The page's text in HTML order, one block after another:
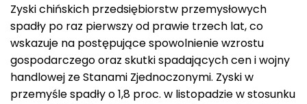
Zyski chińskich przedsiębiorstw przemysłowych
spadły po raz pierwszy od prawie trzech lat, co
wskazuje na postępujące spowolnienie wzrostu
gospodarczego oraz skutki spadających cen i wojny
handlowej ze Stanami Zjednoczonymi. Zyski w
przemyśle spadły o 1,8 proc. w listopadzie w stosunku